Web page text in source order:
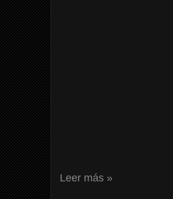
Leer más »